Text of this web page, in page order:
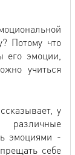
Потому что
его эмоции,
учиться
у
эмоциями -
себе